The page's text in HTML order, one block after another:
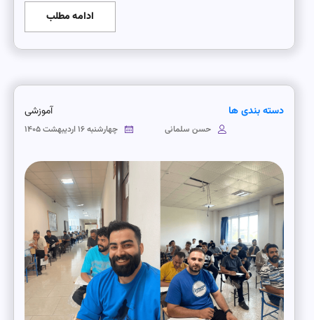
ادامه مطلب
دسته بندی ها آموزشی
چهارشنبه ۱۶ اردیبهشت ۱۴۰۵ حسن سلمانی